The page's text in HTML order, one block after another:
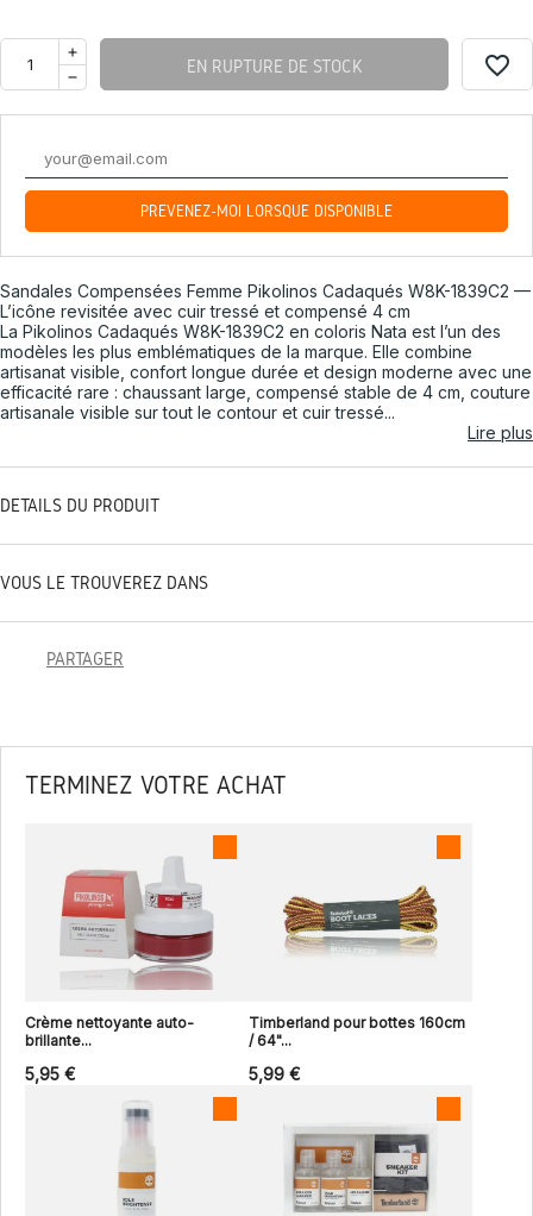
EN RUPTURE DE STOCK
PRÉVENEZ-MOI LORSQUE DISPONIBLE
favorite_border
Sandales Compensées Femme Pikolinos Cadaqués W8K-1839C2 —
L’icône revisitée avec cuir tressé et compensé 4 cm
La Pikolinos Cadaqués W8K-1839C2 en coloris Nata est l’un des
modèles les plus emblématiques de la marque. Elle combine
artisanat visible, confort longue durée et design moderne avec une
efficacité rare : chaussant large, compensé stable de 4 cm, couture
artisanale visible sur tout le contour et cuir tressé...
Lire plus
DÉTAILS DU PRODUIT
VOUS LE TROUVEREZ DANS
PARTAGER
TERMINEZ VOTRE ACHAT
Crème nettoyante auto-
brillante...
5,95 €
Timberland pour bottes 160cm
/ 64"...
5,99 €